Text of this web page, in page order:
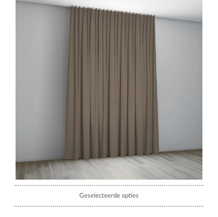
Geselecteerde opties